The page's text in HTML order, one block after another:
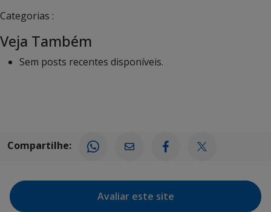
Categorias :
Veja Também
Sem posts recentes disponíveis.
Compartilhe:
Avaliar este site